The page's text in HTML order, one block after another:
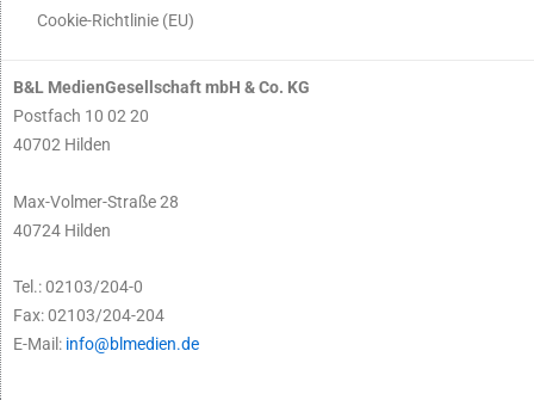
Cookie-Richtlinie (EU)
B&L MedienGesellschaft mbH & Co. KG
Postfach 10 02 20
40702 Hilden
Max-Volmer-Straße 28
40724 Hilden
Tel.: 02103/204-0
Fax: 02103/204-204
E-Mail: info@blmedien.de